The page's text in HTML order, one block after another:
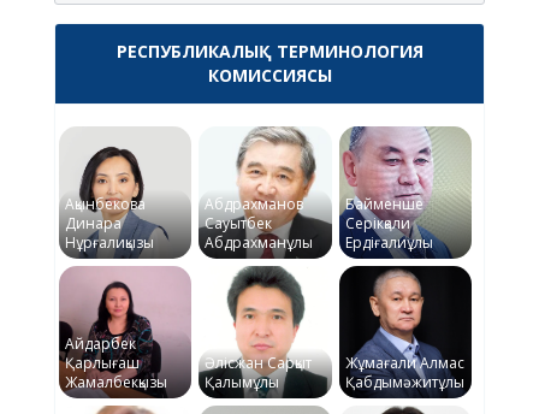
РЕСПУБЛИКАЛЫҚ ТЕРМИНОЛОГИЯ
КОМИССИЯСЫ
Ақынбекова
Динара
Нұрғалиқызы
Абдрахманов
Сауытбек
Абдрахманұлы
Байменше
Серікқали
Ердіғалиұлы
Айдарбек
Қарлығаш
Жамалбекқызы
Әлісжан Сарқыт
Қалымұлы
Жұмағали Алмас
Қабдымәжитұлы